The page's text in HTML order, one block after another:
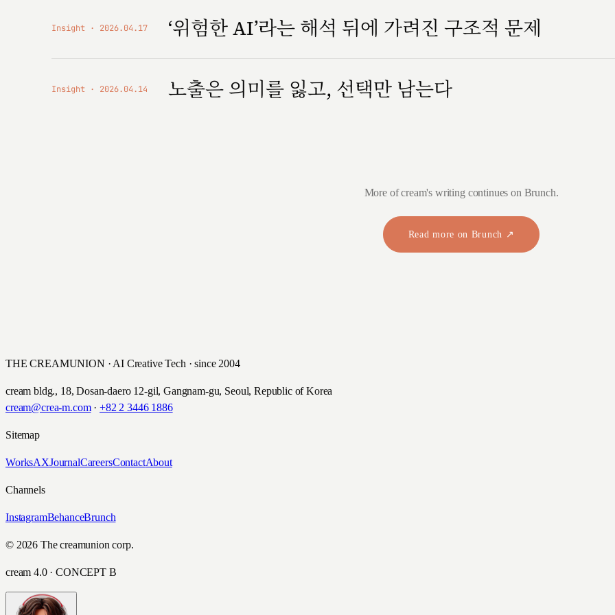
Insight 2026.04.17 ‘위험한 AI’라는 해석 뒤에 가려진 구조적 문제
Insight 2026.04.14 노출은 의미를 잃고, 선택만 남는다
More of cream's writing continues on Brunch.
Read more on Brunch ↗
THE CREAMUNION · AI Creative Tech · since 2004
cream bldg., 18, Dosan-daero 12-gil, Gangnam-gu, Seoul, Republic of Korea
cream@crea-m.com· +82 2 3446 1886
Sitemap
WorksAXJournalCareersContactAbout
Channels
InstagramBehanceBrunch
© 2026 The creamunion corp.
cream 4.0 · CONCEPT B